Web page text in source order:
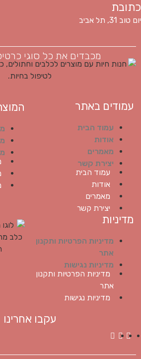
כתובת
יום טוב 31, תל אביב
מכבדים את כל סוגי
עמודים באתר
עמוד הבית
אודות
מאמרים
יצירת קשר
עמוד הבית
אודות
מאמרים
יצירת קשר
מדיניות
מדיניות הפרטיות ותקנון
אתר
מדיניות נגישות
מדיניות הפרטיות ותקנון
אתר
מדיניות נגישות
עקבו אחרינו